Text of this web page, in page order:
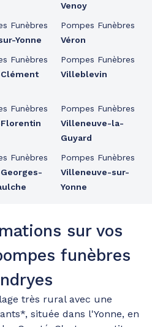
Funèbres
Yonne
Funèbres
Funèbres
Funèbres
Venoy
Pompes Funèbres
Véron
Pompes Funèbres
Villeblevin
Pompes Funèbres
Villeneuve-la-
Guyard
Pompes Funèbres
Villeneuve-sur-
Yonne
sur vos
funèbres
très rural avec une
située dans l'Yonne, en